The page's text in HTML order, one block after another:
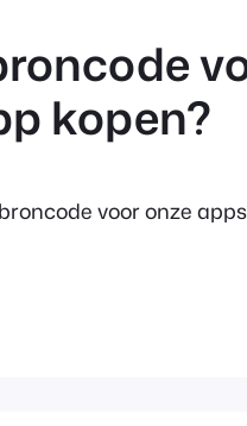
kopen?
voor onze